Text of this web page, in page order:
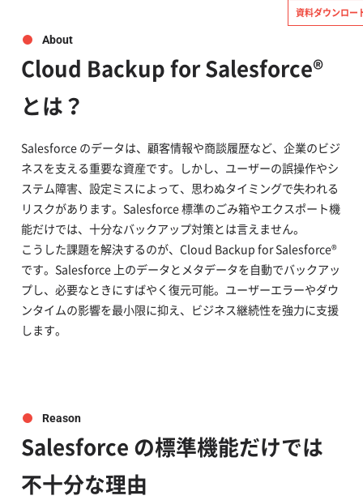
資料ダウンロー
About
Cloud Backup for Salesforce®
とは？
Salesforce のデータは、顧客情報や商談履歴など、企業のビジ
ネスを支える重要な資産です。しかし、ユーザーの誤操作やシ
ステム障害、設定ミスによって、思わぬタイミングで失われる
リスクがあります。Salesforce 標準のごみ箱やエクスポート機
能だけでは、十分なバックアップ対策とは言えません。
こうした課題を解決するのが、Cloud Backup for Salesforce®
です。Salesforce 上のデータとメタデータを自動でバックアッ
プし、必要なときにすばやく復元可能。ユーザーエラーやダウ
ンタイムの影響を最小限に抑え、ビジネス継続性を強力に支援
します。
Reason
Salesforce の標準機能だけでは
不十分な理由